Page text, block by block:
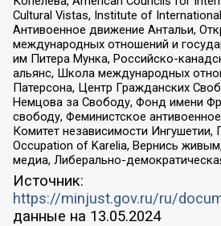
Cultural Vistas, Institute of
Антивоенное движение Антальи,
международных отношений и
им Питера Мунка, Российско-
альянс, Школа международных
Патерсона, Центр Гражданских
Немцова за Свободу, Фонд имени
свободу, Феминистское
Комитет независимости Ингушетии,
Occupation of Karelia, Вернись
медиа, Либерально-
Источник:
https://minjust.gov.ru/ru/
данные на 13.05.2024